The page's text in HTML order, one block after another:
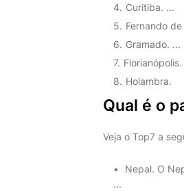
Curitiba. ...
Fernando
Gramado. ...
Florianópolis.
Holambra.
Qual é o
Veja o Top7 a
Nepal. O
...